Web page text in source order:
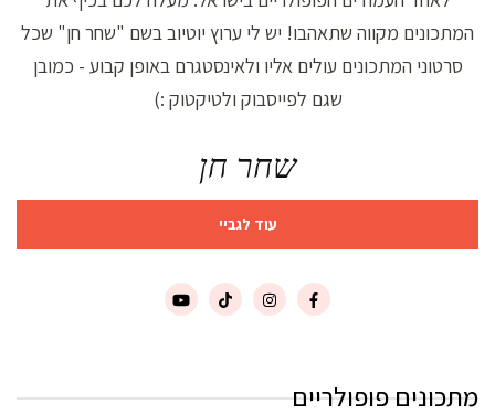
המתכונים מקווה שתאהבו! יש לי ערוץ יוטיוב בשם "שחר חן" שכל
סרטוני המתכונים עולים אליו ולאינסטגרם באופן קבוע - כמובן
שגם לפייסבוק ולטיקטוק :)
שחר חן
עוד לגביי
מתכונים פופולריים